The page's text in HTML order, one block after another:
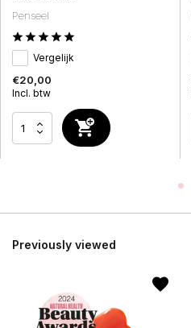
Penseel
Vergelijk
€20,00
Incl. btw
Previously viewed